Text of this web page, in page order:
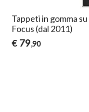
Tappeti in gomma
Focus (dal 2011)
€ 79,90